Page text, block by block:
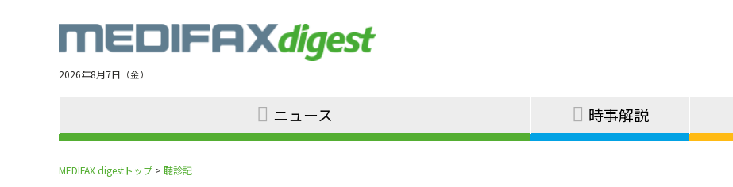
navigation
2026年8月7日（金）
ニュース 時事解説
MEDIFAX digestトップ > 聴診記